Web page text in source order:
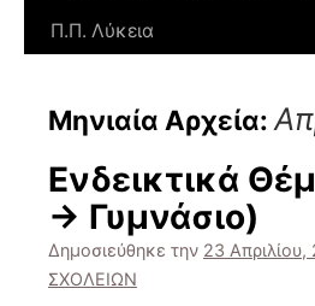
Π.Π. Λύκεια
Μηνιαία Αρχεία:
Ενδεικτικά
-> Γυμνάσιο)
Δημοσιεύθηκε την 23 Απριλίου,
ΣΧΟΛΕΙΩΝ